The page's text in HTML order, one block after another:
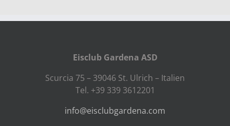
Eisclub Gardena ASD
Scurcia 75 – 39046 St. Ulrich – Italien
Tel. +39 339 3612201
info@eisclubgardena.com